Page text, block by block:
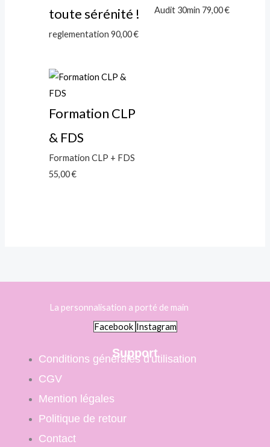
toute sérénité !
reglementation 90,00€
Audit 30min 79,00€
Formation CLP
& FDS
Formation CLP + FDS
55,00€
La personnalisation a porté de main
Facebook Instagram
Support
Conditions générales d'utilisation
CGV
Mention légales
Politique de retour
Contact